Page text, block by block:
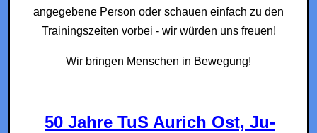
angegebene Person oder schauen einfach zu den
Trainingszeiten vorbei - wir würden uns freuen!
Wir bringen Menschen in Bewegung!
50 Jahre TuS Aurich Ost, Ju-